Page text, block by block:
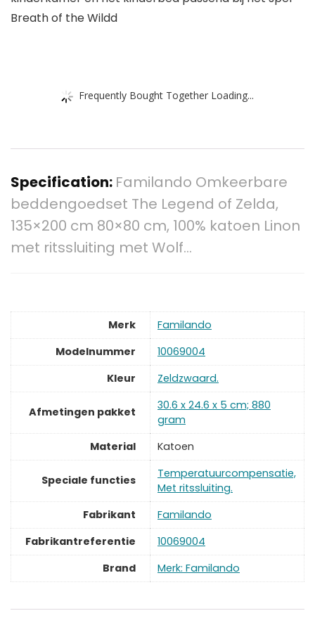
Breath of the Wildd
Frequently Bought Together Loading...
Specification: Familando Omkeerbare
beddengoedset The Legend of Zelda,
135×200 cm 80×80 cm, 100% katoen Linon
met ritssluiting met Wolf…
Merk
‎Familando
Modelnummer
‎10069004
Kleur
‎Zeldzwaard.
Afmetingen pakket
‎30.6 x 24.6 x 5 cm; 880
gram
Material
‎Katoen
Speciale functies
‎Temperatuurcompensatie,
Met ritssluiting.
Fabrikant
‎Familando
Fabrikantreferentie
‎10069004
Brand
Merk: Familando